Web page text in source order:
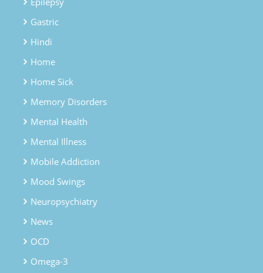
Gastric
Hindi
Home
Home Sick
Memory Disorders
Mental Health
Mental Illness
Mobile Addiction
Mood Swings
Neuropsychiatry
News
OCD
Omega-3